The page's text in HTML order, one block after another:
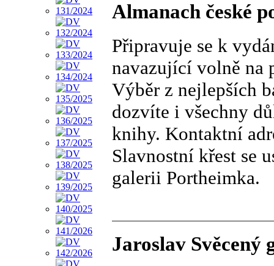
Almanach české
Připravuje se k
navazující volně na
Výběr z nejlepších
dozvíte i všechny
knihy. Kontaktní
Slavnostní křest se
galerii Portheimka.
Jaroslav